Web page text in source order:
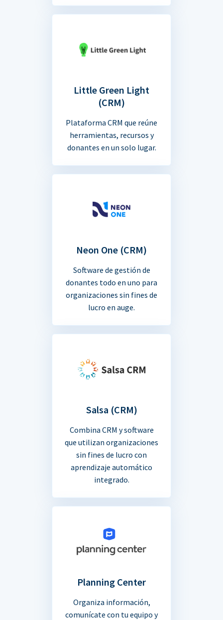
Little Green Light
(CRM)
Plataforma CRM que reúne
herramientas, recursos y
donantes en un solo lugar.
Neon One (CRM)
Software de gestión de
donantes todo en uno para
organizaciones sin fines de
lucro en auge.
Salsa (CRM)
Combina CRM y software
que utilizan organizaciones
sin fines de lucro con
aprendizaje automático
integrado.
Planning Center
Organiza información,
comunícate con tu equipo y